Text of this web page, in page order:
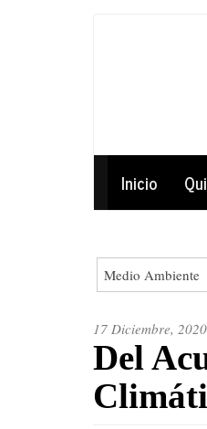
principal
Inicio
Medio Ambiente
17 Diciembre, 2020
Del